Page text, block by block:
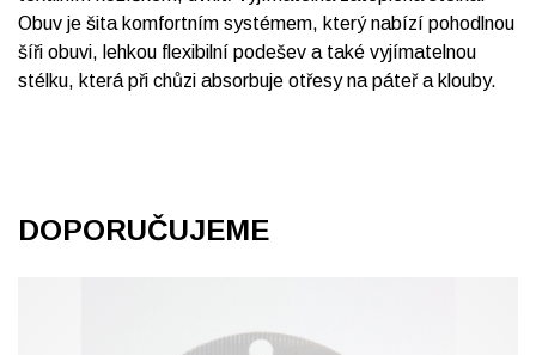
Obuv je šita komfortním systémem, který nabízí pohodlnou
šíři obuvi, lehkou flexibilní podešev a také vyjímatelnou
stélku, která při chůzi absorbuje otřesy na páteř a klouby.
DOPORUČUJEME